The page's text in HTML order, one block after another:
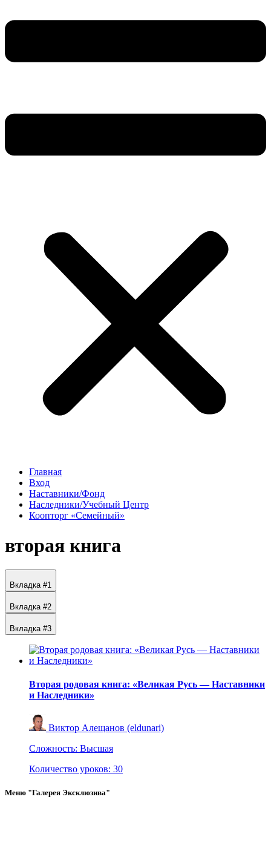
Главная
Вход
Наставники/Фонд
Наследники/Учебный Центр
Коопторг «Семейный»
вторая книга
Вкладка #1
Вкладка #2
Вкладка #3
Вторая родовая книга: «Великая Русь — Наставники
и Наследники»
Виктор Алещанов (eldunari)
Сложность: Высшая
Количество уроков: 30
Меню "Галерея Эксклюзива"